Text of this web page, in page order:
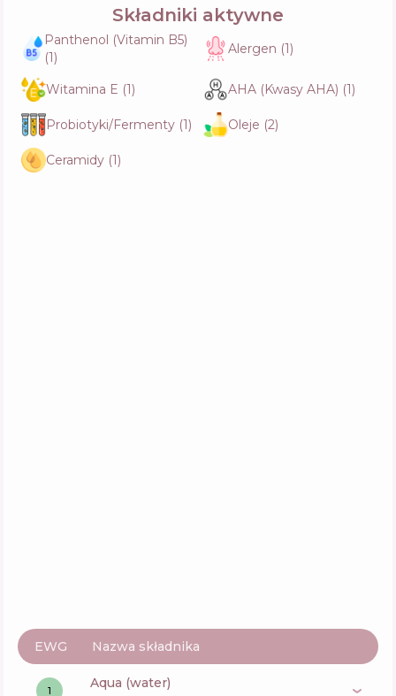
Składniki aktywne
Panthenol (Vitamin B5)
(1)
Alergen (1)
Witamina E (1) AHA (Kwasy AHA) (1)
Probiotyki/Fermenty (1) Oleje (2)
Ceramidy (1)
EWG Nazwa składnika
1 aqua (water)